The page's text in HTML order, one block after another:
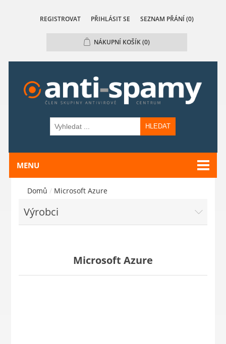
REGISTROVAT PŘIHLÁSIT SE SEZNAM PŘÁNÍ (0)
NÁKUPNÍ KOŠÍK(0)
HLEDAT
MENU
Domů / Microsoft Azure
Výrobci
Microsoft Azure